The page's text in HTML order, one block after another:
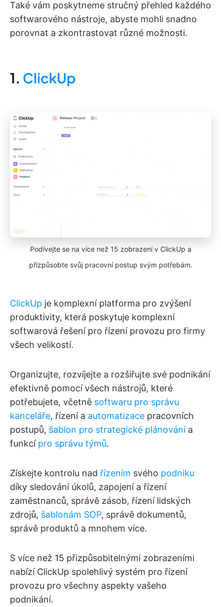
Také vám poskytneme stručný přehled každého
softwarového nástroje, abyste mohli snadno
porovnat a zkontrastovat různé možnosti.
1. ClickUp
Podívejte se na více než 15 zobrazení v ClickUp a
přizpůsobte svůj pracovní postup svým potřebám.
ClickUp je komplexní platforma pro zvýšení
produktivity, která poskytuje komplexní
softwarová řešení pro řízení provozu pro firmy
všech velikostí.
Organizujte, rozvíjejte a rozšiřujte své podnikání
efektivně pomocí všech nástrojů, které
potřebujete, včetně softwaru pro správu
kanceláře, řízení a automatizace pracovních
postupů, šablon pro strategické plánovánía
funkcí pro správu týmů.
Získejte kontrolu nad řízením svého podniku
díky sledování úkolů, zapojení a řízení
zaměstnanců, správě zásob, řízení lidských
zdrojů, šablonám SOP, správě dokumentů,
správě produktů a mnohem více.
S více než 15 přizpůsobitelnými zobrazeními
nabízí ClickUp spolehlivý systém pro řízení
provozu pro všechny aspekty vašeho
podnikání.